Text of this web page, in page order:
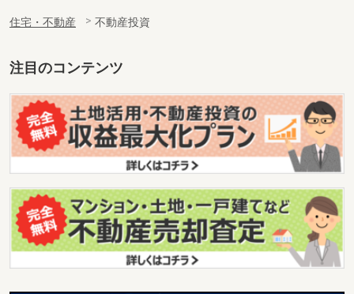
住宅・不動産 不動産投資
注目のコンテンツ